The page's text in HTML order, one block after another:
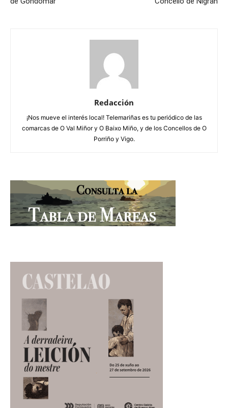
Redacción
¡Nos mueve el interés local! Telemariñas es tu periódico de las
comarcas de O Val Miñor y O Baixo Miño, y de los Concellos de O
Porriño y Vigo.